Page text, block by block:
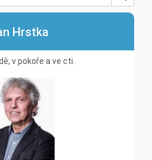
Hrstka
v pokoře a ve cti.